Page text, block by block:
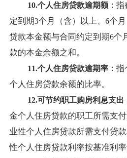
10.个人住房贷款逾期额：指
定到期3个月（含）以上、 6个
贷款本金额与合同约定到期6个
款的本金余额之和。
11.个人住房贷款逾期率：指
个人住房贷款余额的比率。
12.可节约职工购房利息支出
金个人住房贷款的职工所需支
业性个人住房贷款所需支付贷
性个人住房贷款利率按基准利率